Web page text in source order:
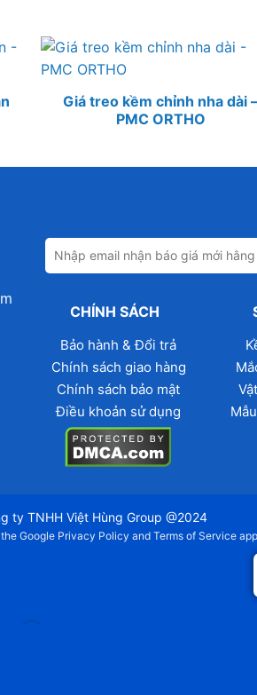
Giá treo kềm chỉnh nha dài –
PMC ORTHO
CHÍNH SÁCH
Bảo hành & Đổi trả
Chính sách giao hàng
Chính sách bảo mật
Điều khoản sử dụng
ty TNHH Việt Hùng Group @2024
Google Privacy Policy and Terms of Service